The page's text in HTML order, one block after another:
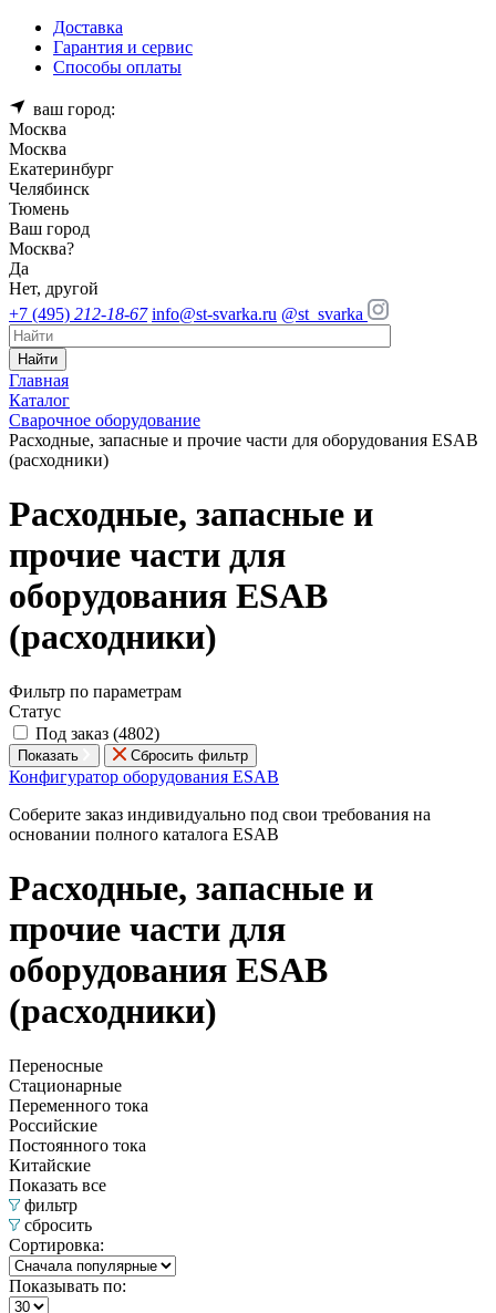
Доставка
Гарантия и сервис
Способы оплаты
ваш город:
Москва
Москва
Екатеринбург
Челябинск
Тюмень
Ваш город
Москва?
Да
Нет, другой
+7 (495) 212-18-67 info@st-svarka.ru @st_svarka
Найти
Главная
Каталог
Сварочное оборудование
Расходные, запасные и прочие части для оборудования ESAB
(расходники)
Расходные, запасные и
прочие части для
оборудования ESAB
(расходники)
Фильтр по параметрам
Статус
Под заказ (4802)
Показать Сбросить фильтр
Конфигуратор оборудования ESAB
Соберите заказ индивидуально под свои требования на
основании полного каталога ESAB
Расходные, запасные и
прочие части для
оборудования ESAB
(расходники)
Переносные
Стационарные
Переменного тока
Российские
Постоянного тока
Китайские
Показать все
фильтр
сбросить
Сортировка:
Показывать по: